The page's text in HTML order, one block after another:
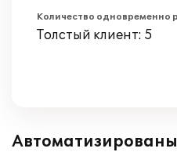
Количество одновременно
Толстый клиент: 5